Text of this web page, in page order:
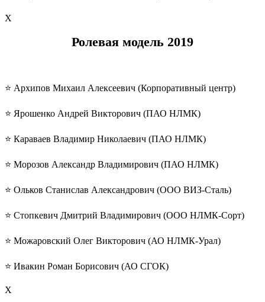
Х
Ролевая модель 2019
⭐️ Архипов Михаил Алексеевич (Корпоративный центр)
⭐️ Ярошенко Андрей Викторович (ПАО НЛМК)
⭐️ Караваев Владимир Николаевич (ПАО НЛМК)
⭐️ Морозов Александр Владимирович (ПАО НЛМК)
⭐️ Ольков Станислав Александрович (ООО ВИЗ-Сталь)
⭐️ Стопкевич Дмитрий Владимирович (ООО НЛМК-Сорт)
⭐️ Можаровский Олег Викторович (АО НЛМК-Урал)
⭐️ Ивакин Роман Борисович (АО СГОК)
Х